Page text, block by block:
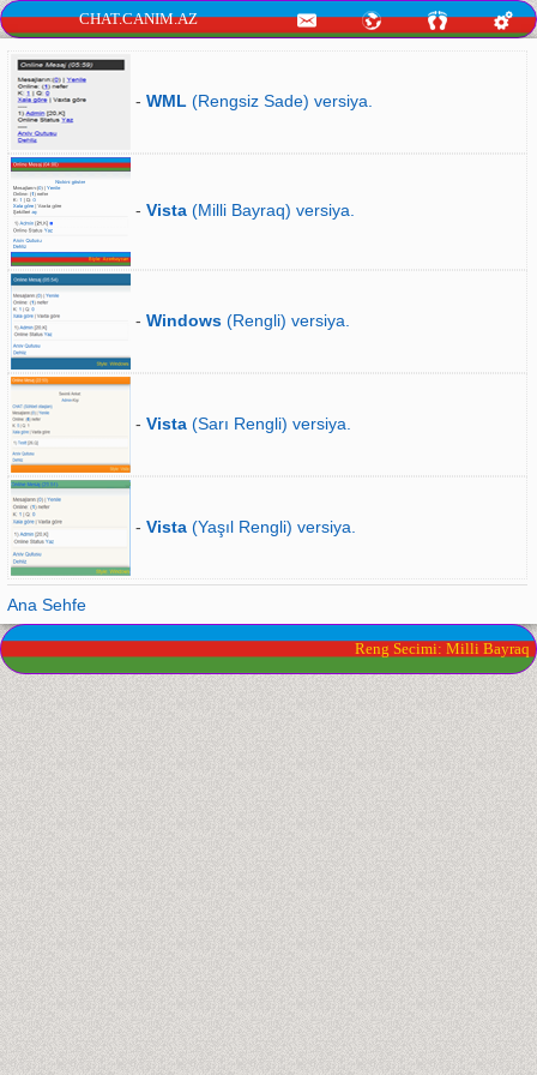
CHAT.CANIM.AZ
- WML (Rengsiz Sade) versiya.
- Vista (Milli Bayraq) versiya.
- Windows (Rengli) versiya.
- Vista (Sarı Rengli) versiya.
- Vista (Yaşıl Rengli) versiya.
Ana Sehfe
Reng Secimi: Milli Bayraq